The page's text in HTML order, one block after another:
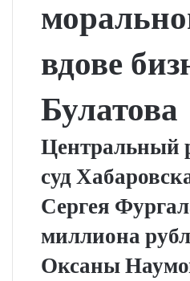
вдове
Булатова
Центральный
суд
Сергея
миллиона
Оксаны